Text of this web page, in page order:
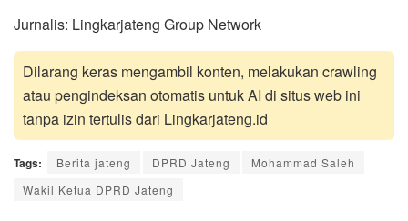
Jurnalis: Lingkarjateng Group Network
Dilarang keras mengambil konten, melakukan crawling
atau pengindeksan otomatis untuk AI di situs web ini
tanpa izin tertulis dari Lingkarjateng.id
Tags: Berita jateng DPRD Jateng
Mohammad Saleh
Wakil Ketua DPRD Jateng